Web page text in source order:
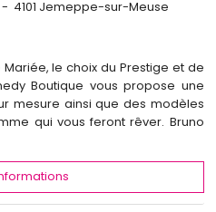
- 4101 Jemeppe-sur-Meuse
le choix du Prestige et de
Boutique vous propose une
mesure ainsi que des modèles
qui vous feront rêver. Bruno